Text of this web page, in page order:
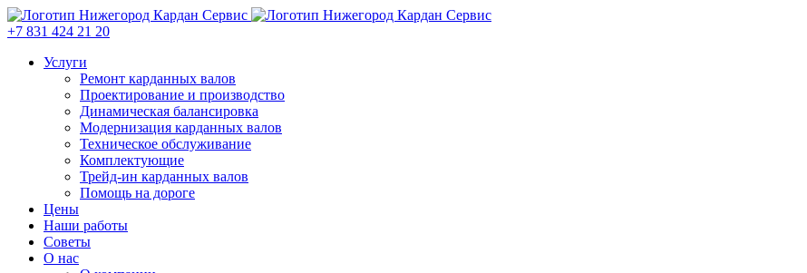
+7 831 424 21 20
Услуги
Ремонт карданных валов
Проектирование и производство
Динамическая балансировка
Модернизация карданных валов
Техническое обслуживание
Комплектующие
Трейд-ин карданных валов
Помощь на дороге
Цены
Наши работы
Советы
О нас